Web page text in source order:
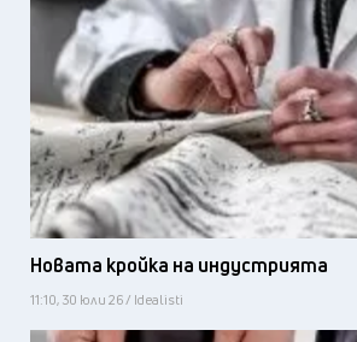
Новата кройка на индустрията
11:10, 30 юли 26 / Idealisti